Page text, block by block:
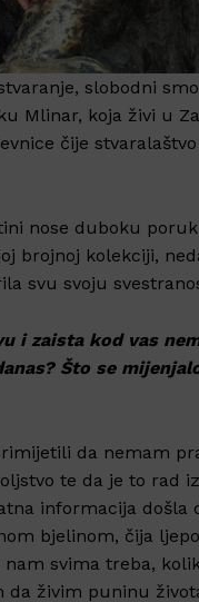
slobodni
Mlinar, koja živi u
čije
nose duboku
brojnoj kolekciji,
svu svoju
i zaista kod vas
Što se
da nemam
te da je to rad
informacija došla
bjelinom, čija
svima treba,
da živim puninu